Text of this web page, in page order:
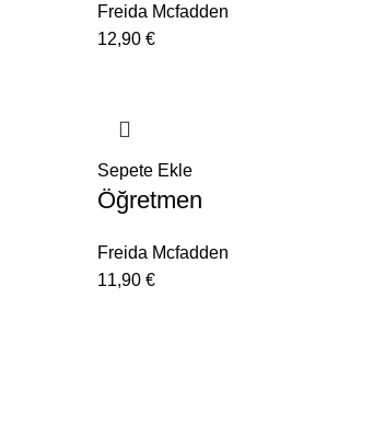
Freida Mcfadden
12,90 €
Sepete Ekle
Öğretmen
Freida Mcfadden
11,90 €